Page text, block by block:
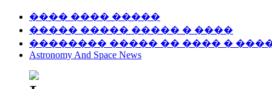
���� ���� �����
����� ����� ����� � ����
�������� ����� �� ���� �
Astronomy And Space News